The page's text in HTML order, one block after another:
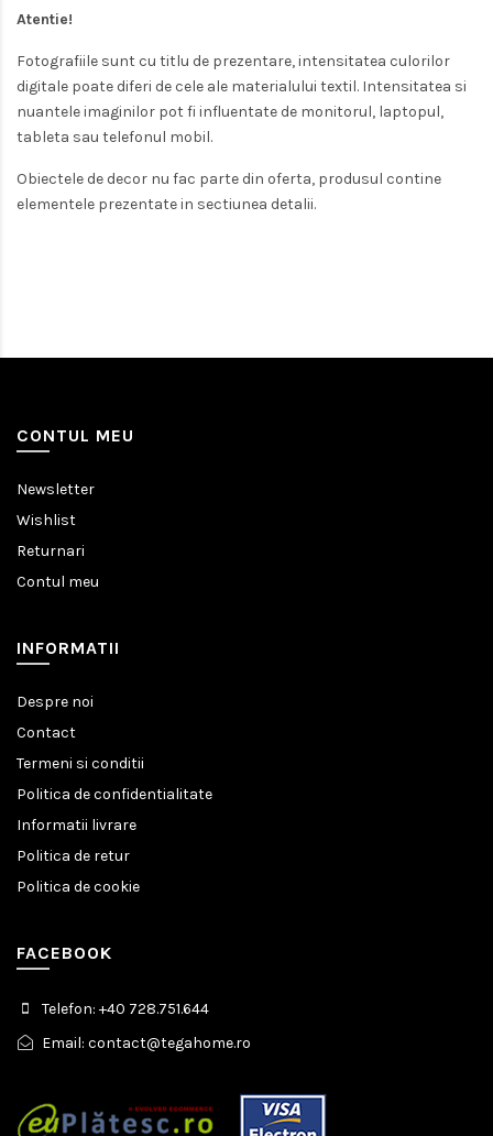
Atentie!
Fotografiile sunt cu titlu de prezentare, intensitatea culorilor
digitale poate diferi de cele ale materialului textil. Intensitatea si
nuantele imaginilor pot fi influentate de monitorul, laptopul,
tableta sau telefonul mobil.
Obiectele de decor nu fac parte din oferta, produsul contine
elementele prezentate in sectiunea detalii.
CONTUL MEU
Newsletter
Wishlist
Returnari
Contul meu
INFORMATII
Despre noi
Contact
Termeni si conditii
Politica de confidentialitate
Informatii livrare
Politica de retur
Politica de cookie
FACEBOOK
Telefon: +40 728.751.644
Email: contact@tegahome.ro